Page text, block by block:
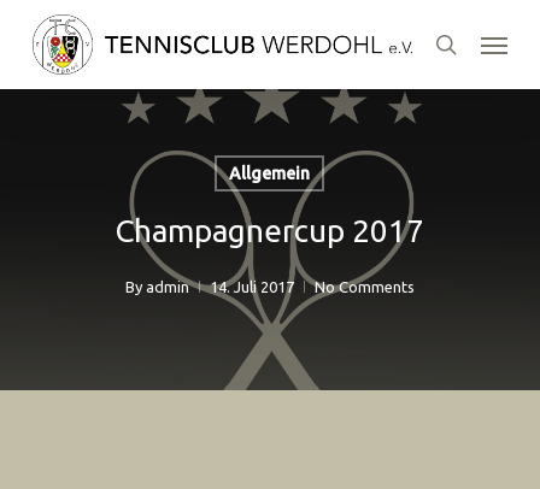
search
Menu
Allgemein
Champagnercup 2017
By admin 14. Juli 2017 No Comments